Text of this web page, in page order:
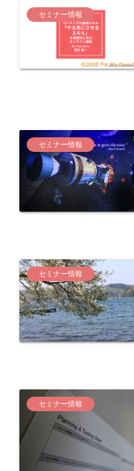
セミナー情報
セミナー情報
セミナー情報
セミナー情報